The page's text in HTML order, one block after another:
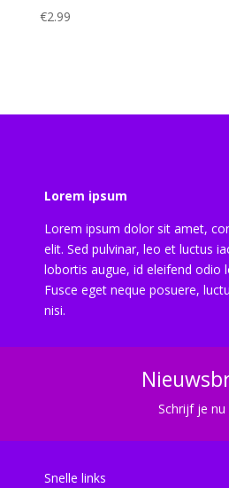
€2.99
Lorem ipsum
Lorem ipsum dolor sit amet,
elit. Sed pulvinar, leo et luctus
lobortis augue, id eleifend odio
Fusce eget neque posuere,
nisi.
Schrijf je nu
Snelle links